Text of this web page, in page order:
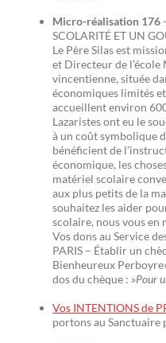
Micro-réalisation 176
SCOLARITÉ ET UN
Le Père Silas est
et Directeur de
vincentienne, située
économiques limités
accueillent environ
Lazaristes ont eu le
à un coût symbolique
bénéficient de
économique, les
matériel scolaire
aux plus petits de la
souhaitez les aider
scolaire, nous vous en
Vos dons au Service
PARIS – Établir un
Bienheureux
dos du chèque : »Pour
Vos INTENTIONS de
portons au Sanctuaire